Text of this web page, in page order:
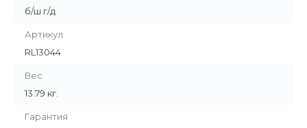
б/ш г/д
Артикул
RL13044
Вес
13.79 кг.
Гарантия